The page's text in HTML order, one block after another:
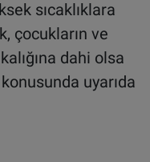
sıcaklıklara
çocukların ve
dahi olsa
uyarıda